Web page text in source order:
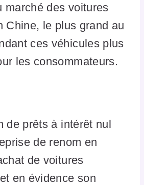
marché des voitures
Chine, le plus grand au
ces véhicules plus
les consommateurs.
de prêts à intérêt nul
de renom en
de voitures
en évidence son